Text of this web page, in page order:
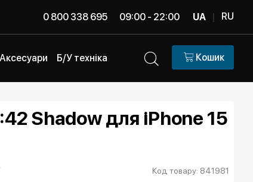
0 800 338 695 09:00 - 22:00 UA | RU
Аксесуари Б/У техніка Кошик
Shadow для iPhone 15
Код товару: 841981